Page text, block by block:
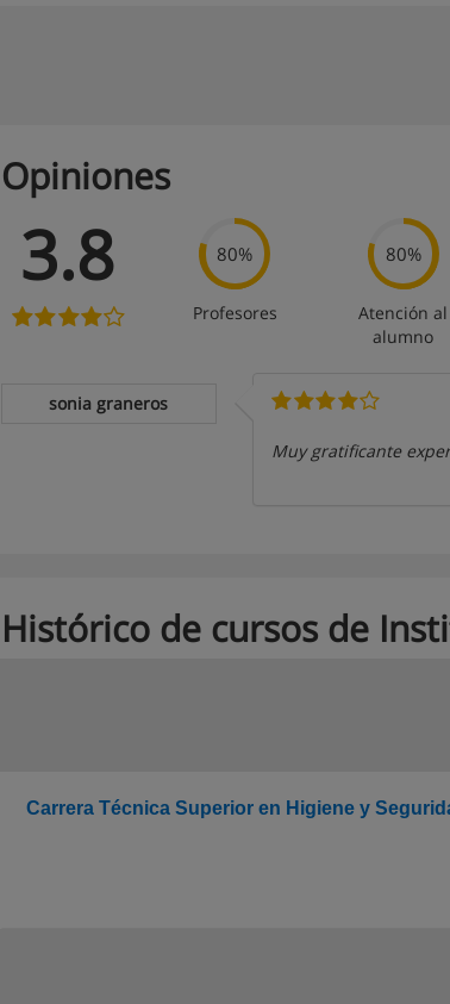
Opiniones
3.8 80%
Profesores
80%
Atención al
alumno
sonia graneros
Muy gratificante
Histórico de cursos de
Carrera Técnica Superior en Higiene y